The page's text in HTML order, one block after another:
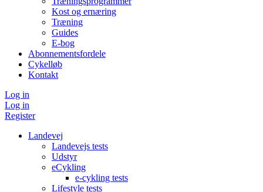
Kost og ernæring
Træning
Guides
E-bog
Abonnementsfordele
Cykelløb
Kontakt
Log in
Log in
Register
Landevej
Landevejs tests
Udstyr
eCykling
e-cykling tests
Lifestyle tests